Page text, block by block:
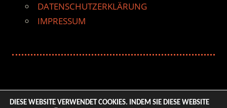
DATENSCHUTZERKLÄRUNG
IMPRESSUM
DIESE WEBSITE VERWENDET COOKIES. INDEM SIE DIESE WEBSITE